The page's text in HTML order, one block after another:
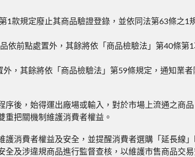
1款規定廢止其商品驗證登錄，並依同法第63條之
依前點處置外，其餘將依「商品檢驗法」第40條
，其餘將依「商品檢驗法」第59條規定，通知業
，始得運出廠場或輸入，對於市場上流通之商品
重把關機制維護消費者權益。
費者權益及安全，並提醒消費者選購「延長線
及涉違規商品進行監督查核，以維護市售商品交易